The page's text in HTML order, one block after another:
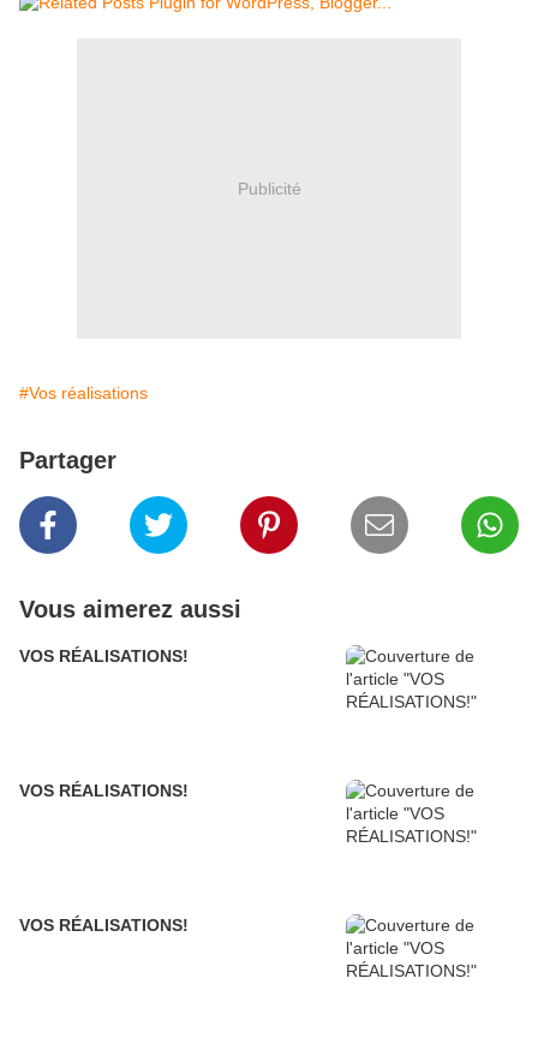
Publicité
#Vos réalisations
Partager
Vous aimerez aussi
VOS RÉALISATIONS!
VOS RÉALISATIONS!
VOS RÉALISATIONS!